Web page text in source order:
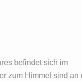
befindet sich im
zum Himmel sind an